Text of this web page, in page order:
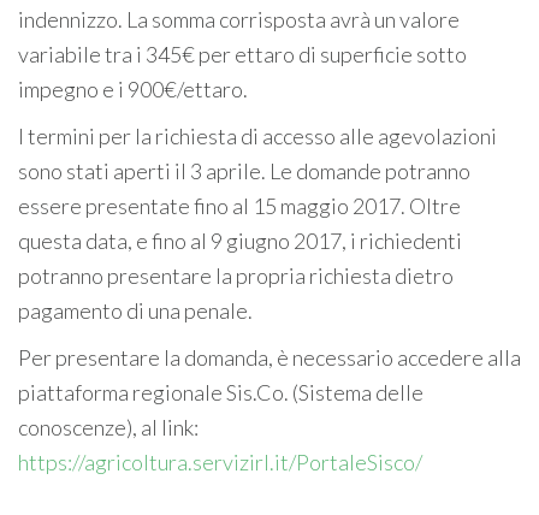
indennizzo. La somma corrisposta avrà un valore
variabile tra i 345€ per ettaro di superficie sotto
impegno e i 900€/ettaro.
I termini per la richiesta di accesso alle agevolazioni
sono stati aperti il 3 aprile. Le domande potranno
essere presentate fino al 15 maggio 2017. Oltre
questa data, e fino al 9 giugno 2017, i richiedenti
potranno presentare la propria richiesta dietro
pagamento di una penale.
Per presentare la domanda, è necessario accedere alla
piattaforma regionale Sis.Co. (Sistema delle
conoscenze), al link:
https://agricoltura.servizirl.it/PortaleSisco/